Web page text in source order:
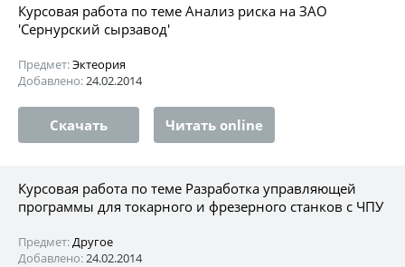
Курсовая работа по теме Анализ риска на ЗАО
'Сернурский сырзавод'
Предмет:Эктеория
Добавлено:24.02.2014
Скачать Читать online
Курсовая работа по теме Разработка управляющей
программы для токарного и фрезерного станков с ЧПУ
Предмет:Другое
Добавлено:24.02.2014